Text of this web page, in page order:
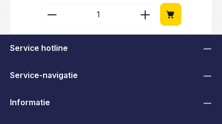
Producthoeveelheid: Voer de gewenste
Service hotline
Service-navigatie
Informatie